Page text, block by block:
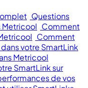
Questions
Metricool Comment
Comment
votre SmartLink
Metricool
SmartLink sur
de vos